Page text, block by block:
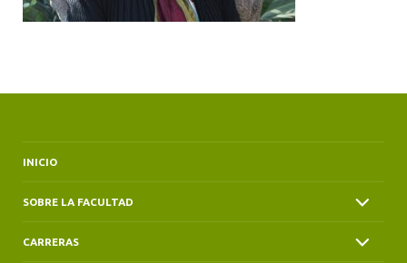
INICIO
SOBRE LA FACULTAD
CARRERAS